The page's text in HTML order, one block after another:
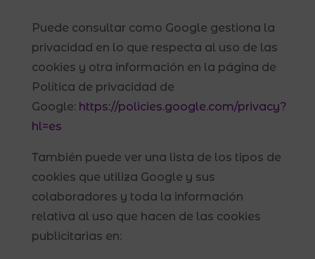
Puede consultar como Google gestiona la
privacidad en lo que respecta al uso de las
cookies y otra información en la página de
Política de privacidad de
Google: https://policies.google.com/privacy?
hl=es
También puede ver una lista de los tipos de
cookies que utiliza Google y sus
colaboradores y toda la información
relativa al uso que hacen de las cookies
publicitarias en: